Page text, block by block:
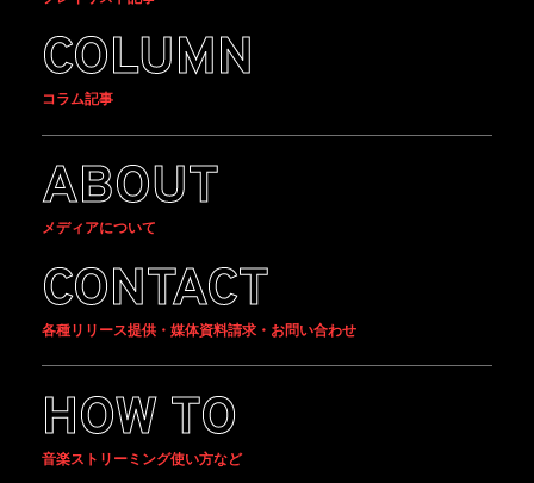
COLUMN
コラム記事
ABOUT
メディアについて
CONTACT
各種リリース提供・媒体資料請求・お問い合わせ
HOW TO
音楽ストリーミング使い方など